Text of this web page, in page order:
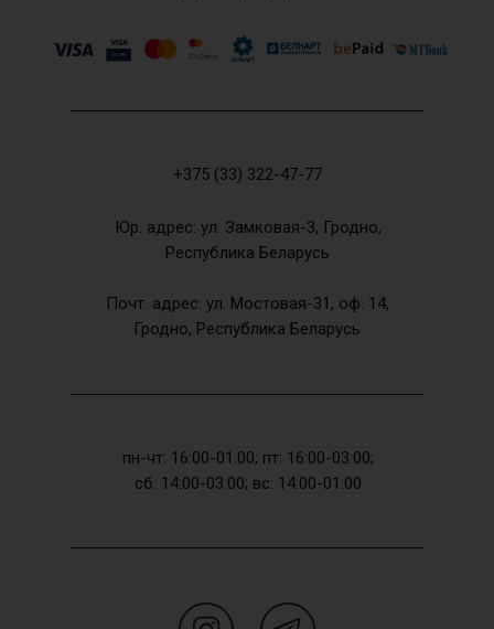
Юр. адрес: ул. Замковая-3, Гродно,
Республика Беларусь
пн-чт: 16:00-01:00; пт: 16:00-03:00;
сб: 14:00-03:00; вс: 14:00-01:00
+375 (33) 322-47-77
Почт. адрес: ул. Мостовая-31, оф. 14,
Гродно, Республика Беларусь